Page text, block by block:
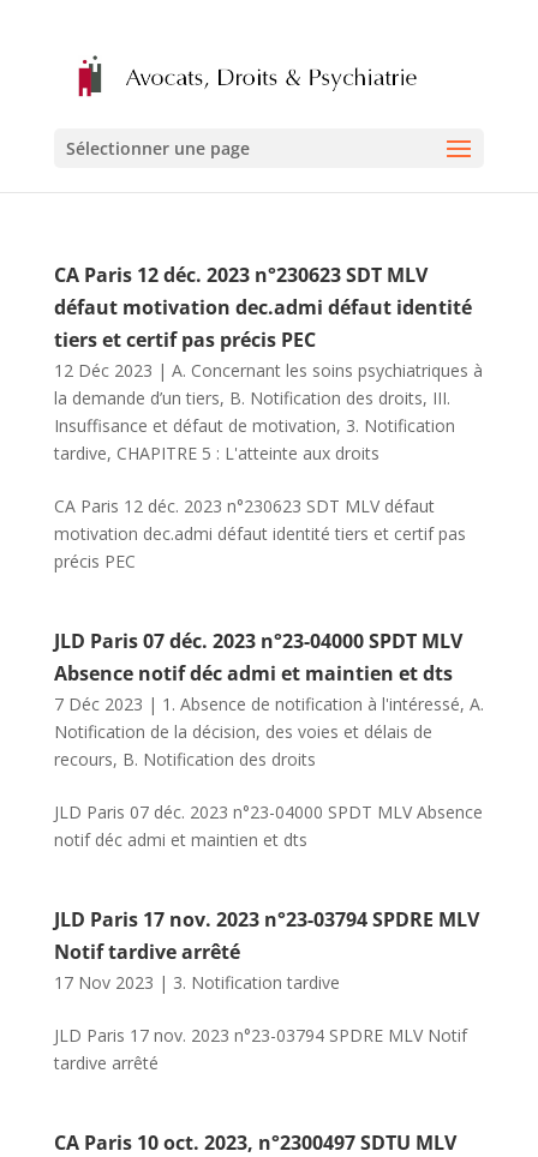
Sélectionner une page
CA Paris 12 déc. 2023 n°230623 SDT MLV
défaut motivation dec.admi défaut identité
tiers et certif pas précis PEC
12 Déc 2023 | A. Concernant les soins psychiatriques à
la demande d’un tiers, B. Notification des droits, III.
Insuffisance et défaut de motivation, 3. Notification
tardive, CHAPITRE 5 : L'atteinte aux droits
CA Paris 12 déc. 2023 n°230623 SDT MLV défaut
motivation dec.admi défaut identité tiers et certif pas
précis PEC
JLD Paris 07 déc. 2023 n°23-04000 SPDT MLV
Absence notif déc admi et maintien et dts
7 Déc 2023 | 1. Absence de notification à l'intéressé, A.
Notification de la décision, des voies et délais de
recours, B. Notification des droits
JLD Paris 07 déc. 2023 n°23-04000 SPDT MLV Absence
notif déc admi et maintien et dts
JLD Paris 17 nov. 2023 n°23-03794 SPDRE MLV
Notif tardive arrêté
17 Nov 2023 | 3. Notification tardive
JLD Paris 17 nov. 2023 n°23-03794 SPDRE MLV Notif
tardive arrêté
CA Paris 10 oct. 2023, n°2300497 SDTU MLV